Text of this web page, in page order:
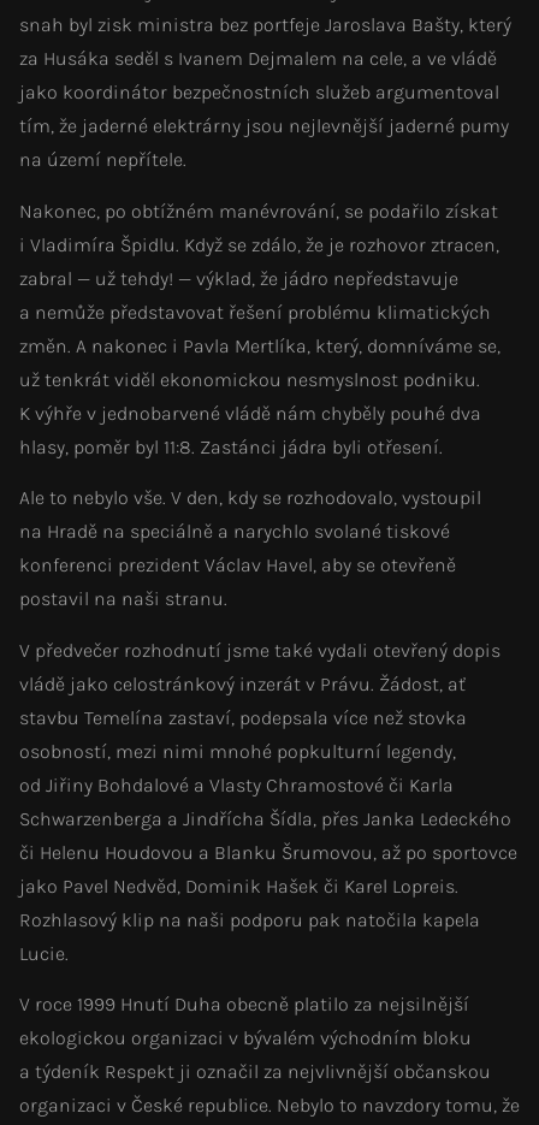
snah byl zisk ministra bez portfeje Jaroslava Bašty, který
za Husáka seděl s Ivanem Dejmalem na cele, a ve vládě
jako koordinátor bezpečnostních služeb argumentoval
tím, že jaderné elektrárny jsou nejlevnější jaderné pumy
na území nepřítele.
Nakonec, po obtížném manévrování, se podařilo získat
i Vladimíra Špidlu. Když se zdálo, že je rozhovor ztracen,
zabral — už tehdy! — výklad, že jádro nepředstavuje
a nemůže představovat řešení problému klimatických
změn. A nakonec i Pavla Mertlíka, který, domníváme se,
už tenkrát viděl ekonomickou nesmyslnost podniku.
K výhře v jednobarvené vládě nám chyběly pouhé dva
hlasy, poměr byl 11:8. Zastánci jádra byli otřesení.
Ale to nebylo vše. V den, kdy se rozhodovalo, vystoupil
na Hradě na speciálně a narychlo svolané tiskové
konferenci prezident Václav Havel, aby se otevřeně
postavil na naši stranu.
V předvečer rozhodnutí jsme také vydali otevřený dopis
vládě jako celostránkový inzerát v Právu. Žádost, ať
stavbu Temelína zastaví, podepsala více než stovka
osobností, mezi nimi mnohé popkulturní legendy,
od Jiřiny Bohdalové a Vlasty Chramostové či Karla
Schwarzenberga a Jindřícha Šídla, přes Janka Ledeckého
či Helenu Houdovou a Blanku Šrumovou, až po sportovce
jako Pavel Nedvěd, Dominik Hašek či Karel Lopreis.
Rozhlasový klip na naši podporu pak natočila kapela
Lucie.
V roce 1999 Hnutí Duha obecně platilo za nejsilnější
ekologickou organizaci v bývalém východním bloku
a týdeník Respekt ji označil za nejvlivnější občanskou
organizaci v České republice. Nebylo to navzdory tomu, že